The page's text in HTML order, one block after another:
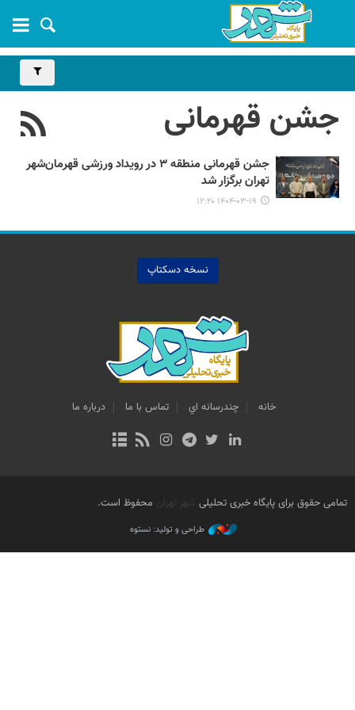
جشن قهرمانی
جشن قهرمانی منطقه ۳ در رویداد ورزشی قهرمان‌شهر
تهران برگزار شد
۱۴۰۴-۰۳-۱۹ ۱۲:۲۰
نسخه دسکتاپ
خانه چندرسانه اي تماس با ما درباره ما
تمامی حقوق برای پایگاه خبری تحلیلی شهر تهران محفوظ است.
طراحی و تولید: نستوه